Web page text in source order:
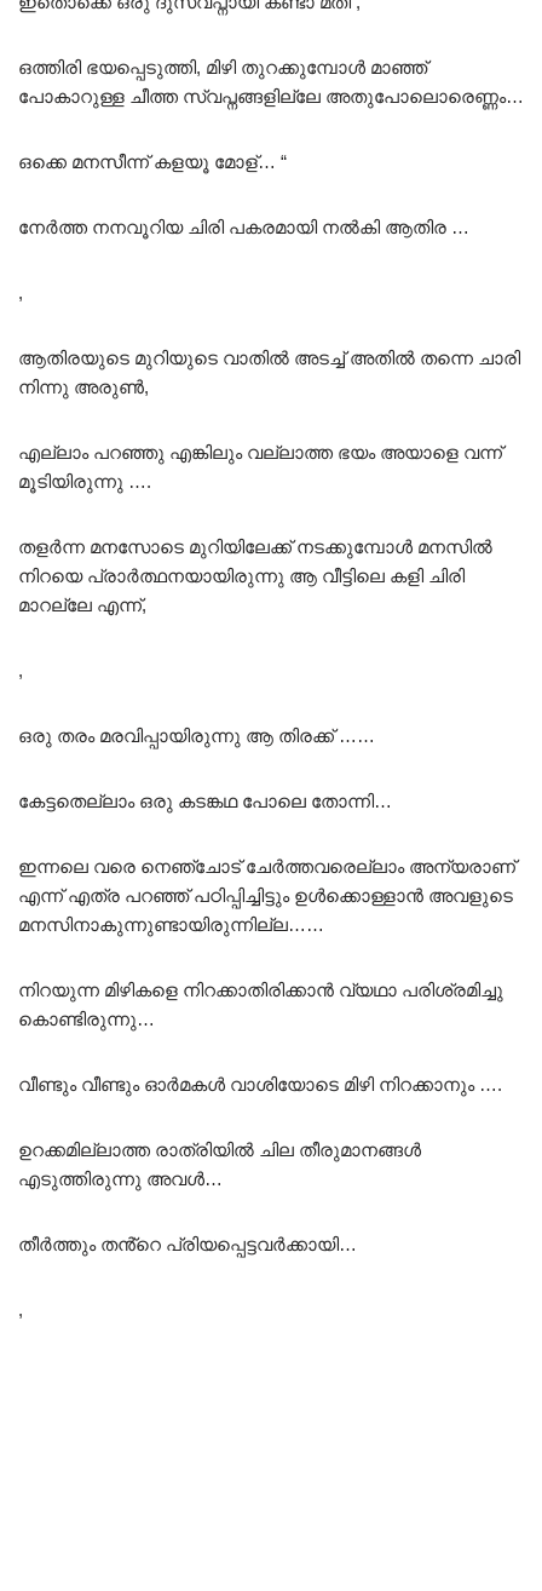
ഒത്തിരി ഭയപ്പെടുത്തി, മിഴി തുറക്കുമ്പോൾ മാഞ്ഞ്
പോകാറുള്ള ചീത്ത സ്വപ്നങ്ങളില്ലേ അതുപോലൊരെണ്ണം…
ഒക്കെ മനസീന്ന് കളയൂ മോള്… “
നേർത്ത നനവൂറിയ ചിരി പകരമായി നൽകി ആതിര …
,
ആതിരയുടെ മുറിയുടെ വാതിൽ അടച്ച് അതിൽ തന്നെ ചാരി
നിന്നു അരുൺ,
എല്ലാം പറഞ്ഞു എങ്കിലും വല്ലാത്ത ഭയം അയാളെ വന്ന്
മൂടിയിരുന്നു ….
തളർന്ന മനസോടെ മുറിയിലേക്ക് നടക്കുമ്പോൾ മനസിൽ
നിറയെ പ്രാർത്ഥനയായിരുന്നു ആ വീട്ടിലെ കളി ചിരി
മാറല്ലേ എന്ന്,
,
ഒരു തരം മരവിപ്പായിരുന്നു ആ തിരക്ക് ……
കേട്ടതെല്ലാം ഒരു കടങ്കഥ പോലെ തോന്നി…
ഇന്നലെ വരെ നെഞ്ചോട്‌ ചേർത്തവരെല്ലാം അന്യരാണ്
എന്ന് എത്ര പറഞ്ഞ് പഠിപ്പിച്ചിട്ടും ഉൾക്കൊള്ളാൻ അവളുടെ
മനസിനാകുന്നുണ്ടായിരുന്നില്ല……
നിറയുന്ന മിഴികളെ നിറക്കാതിരിക്കാൻ വ്യഥാ പരിശ്രമിച്ചു
കൊണ്ടിരുന്നു…
വീണ്ടും വീണ്ടും ഓർമകൾ വാശിയോടെ മിഴി നിറക്കാനും ….
ഉറക്കമില്ലാത്ത രാത്രിയിൽ ചില തീരുമാനങ്ങൾ
എടുത്തിരുന്നു അവൾ…
തീർത്തും തൻ്റെ പ്രിയപ്പെട്ടവർക്കായി…
,